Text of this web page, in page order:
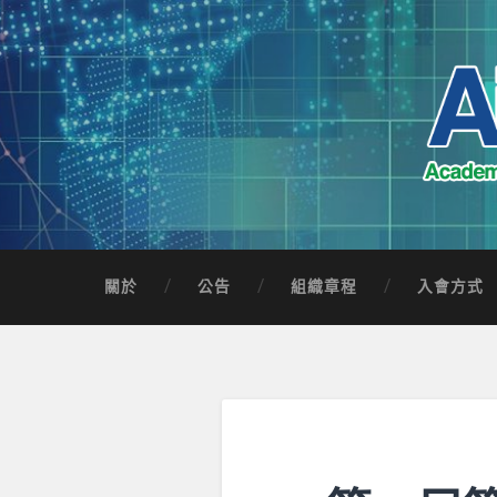
Skip
to
content
Search
AICTSP 台灣臺中
Academia-Industry Consortium of
關於 公告 組織章程 入會方式